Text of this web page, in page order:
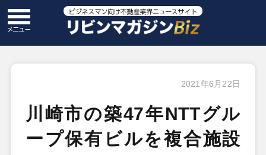
2021年6月22日
川崎市の築47年NTTグル
ープ保有ビルを複合施設